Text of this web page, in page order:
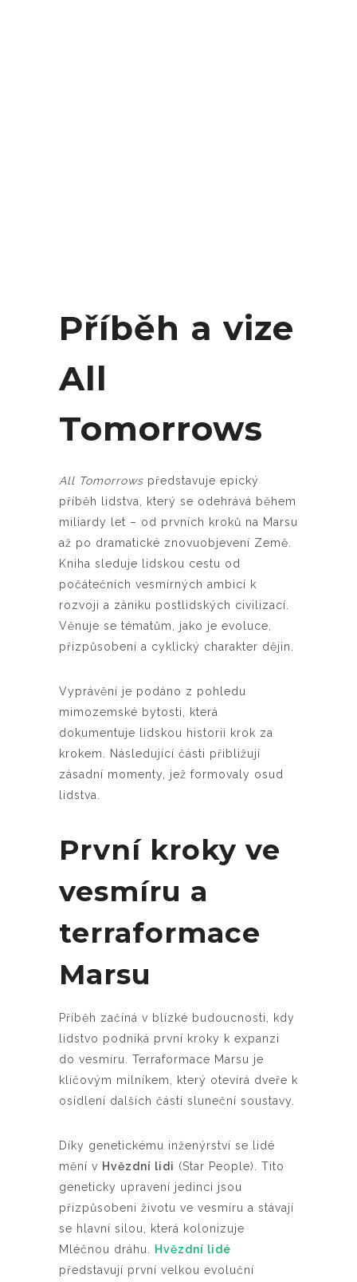
Příběh a vize
All
Tomorrows
All Tomorrows představuje epický
příběh lidstva, který se odehrává během
miliardy let – od prvních kroků na Marsu
až po dramatické znovuobjevení Země.
Kniha sleduje lidskou cestu od
počátečních vesmírných ambicí k
rozvoji a zániku postlidských civilizací.
Věnuje se tématům, jako je evoluce,
přizpůsobení a cyklický charakter dějin.
Vyprávění je podáno z pohledu
mimozemské bytosti, která
dokumentuje lidskou historii krok za
krokem. Následující části přibližují
zásadní momenty, jež formovaly osud
lidstva.
První kroky ve
vesmíru a
terraformace
Marsu
Příběh začíná v blízké budoucnosti, kdy
lidstvo podniká první kroky k expanzi
do vesmíru. Terraformace Marsu je
klíčovým milníkem, který otevírá dveře k
osídlení dalších částí sluneční soustavy.
Díky genetickému inženýrství se lidé
mění v Hvězdní lidi (Star People). Tito
geneticky upravení jedinci jsou
přizpůsobeni životu ve vesmíru a stávají
se hlavní silou, která kolonizuje
Mléčnou dráhu.
Hvězdní lidé
představují první velkou evoluční